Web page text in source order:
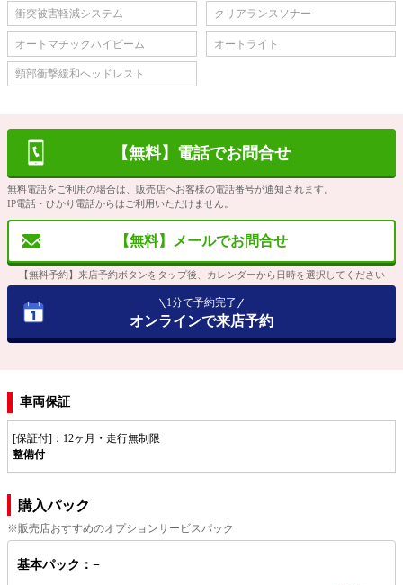
衝突被害軽減システム クリアランスソナー
オートマチックハイビーム オートライト
頸部衝撃緩和ヘッドレスト
【無料】電話でお問合せ
無料電話をご利用の場合は、販売店へお客様の電話番号が通知されます。
IP電話・ひかり電話からはご利用いただけません。
【無料】メールでお問合せ
【無料予約】来店予約ボタンをタップ後、カレンダーから日時を選択してください
1分で予約完了
オンラインで来店予約
車両保証
[保証付]：12ヶ月・走行無制限
整備付
購入パック
※販売店おすすめのオプションサービスパック
基本パック：−